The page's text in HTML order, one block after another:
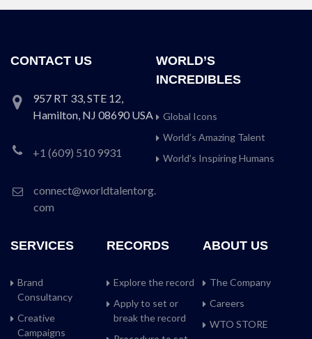
CONTACT US
957 RT 33, STE 12,
Hamilton, NJ 08690 USA
+1 (609) 510 9931
connect@worldtalentorg.
com
WORLD’S
INCREDIBLES
Global Icons
World’s Amazing Talent
World’s Inspiring Humans
SERVICES
Brand
Consultancy
Creative
Campaigns
RECORDS
Explore the record
Apply to set or
break the record
ABOUT US
The Company
Careers
WTO STORE